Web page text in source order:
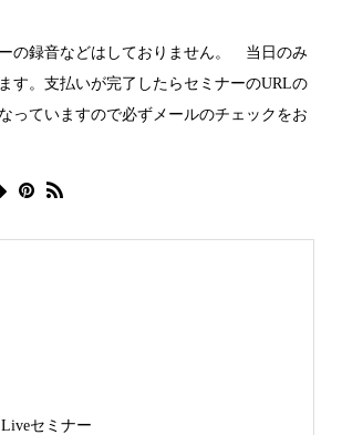
の録音などはしておりません。 当日のみ
す。支払いが完了したらセミナーのURLの
っていますので必ずメールのチェックをお
Liveセミナー